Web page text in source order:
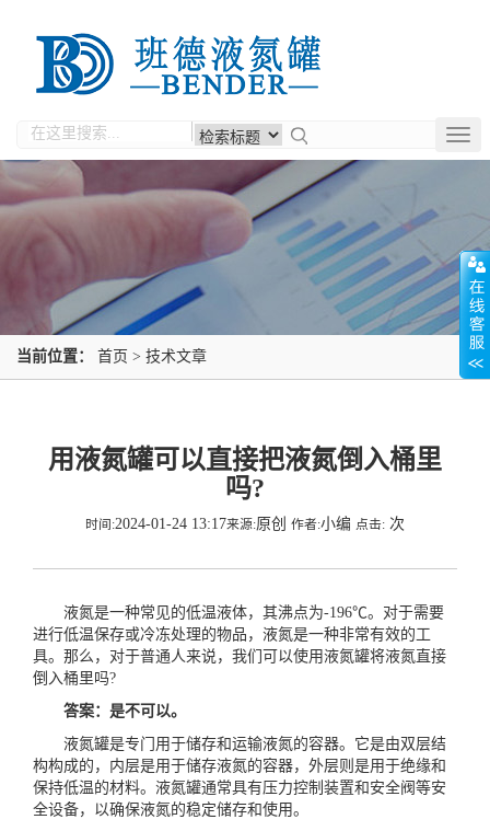
当前位置： 首页 > 技术文章
用液氮罐可以直接把液氮倒入桶里
吗?
时间:2024-01-24 13:17来源:原创 作者:小编 点击: 次
液氮是一种常见的低温液体，其沸点为-196℃。对于需要
进行低温保存或冷冻处理的物品，液氮是一种非常有效的工
具。那么，对于普通人来说，我们可以使用液氮罐将液氮直接
倒入桶里吗?
答案：是不可以。
液氮罐是专门用于储存和运输液氮的容器。它是由双层结
构构成的，内层是用于储存液氮的容器，外层则是用于绝缘和
保持低温的材料。液氮罐通常具有压力控制装置和安全阀等安
全设备，以确保液氮的稳定储存和使用。